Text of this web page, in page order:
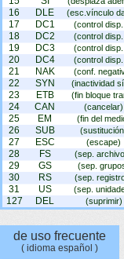
16 DLE (esc.vínculo
17 DC1 (control
18 DC2 (control
19 DC3 (control
20 DC4 (control
21 NAK (conf.
22 SYN (inactividad
23 ETB (fin bloque
24 CAN (cancelar)
25 EM (fin del
26 SUB
27 ESC (escape)
28 FS (sep.
29 GS (sep.
30 RS (sep.
31 US (sep.
127 DEL (suprimir)
de uso frecuente
( idioma español )